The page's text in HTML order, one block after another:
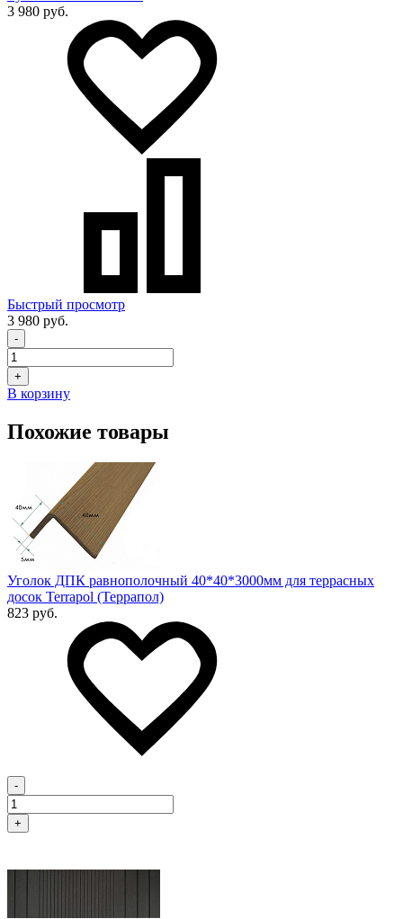
3 980 руб.
Быстрый просмотр
3 980 руб.
-
+
В корзину
Похожие товары
Уголок ДПК равнополочный 40*40*3000мм для террасных
досок Terrapol (Террапол)
823 руб.
-
+